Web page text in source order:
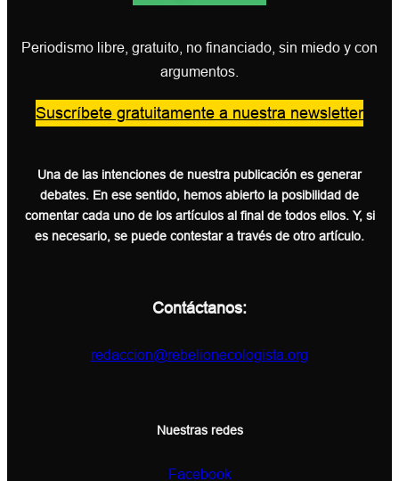
Periodismo libre, gratuito, no financiado, sin miedo y con
argumentos.
Suscríbete gratuitamente a nuestra newsletter
Una de las intenciones de nuestra publicación es generar
debates. En ese sentido, hemos abierto la posibilidad de
comentar cada uno de los artículos al final de todos ellos. Y, si
es necesario, se puede contestar a través de otro artículo.
Contáctanos:
redaccion@rebelionecologista.org
Nuestras redes
Facebook